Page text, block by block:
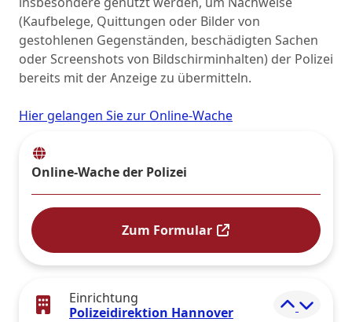
Online-Wache der Polizei
Zum Formular
(Kaufbelege, Quittungen oder Bilder von
gestohlenen Gegenständen, beschädigten Sachen
oder Screenshots von Bildschirminhalten) der Polizei
bereits mit der Anzeige zu übermitteln.
Hier gelangen Sie zur Online-Wache
Einrichtung
Polizeidirektion Hannover